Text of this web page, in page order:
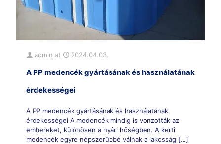
admin at 2024.04.03.
A PP medencék gyártásának és használatának
érdekességei
A PP medencék gyártásának és használatának
érdekességei A medencék mindig is vonzották az
embereket, különösen a nyári hőségben. A kerti
medencék egyre népszerűbbé válnak a lakosság […]